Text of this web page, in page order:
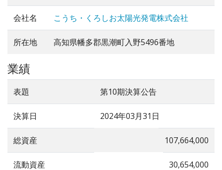
会社名 こうち・くろしお太陽光発電株式会社
所在地 高知県幡多郡黒潮町入野5496番地
業績
表題 第10期決算公告
決算日 2024年03月31日
総資産 107,664,000
流動資産 30,654,000